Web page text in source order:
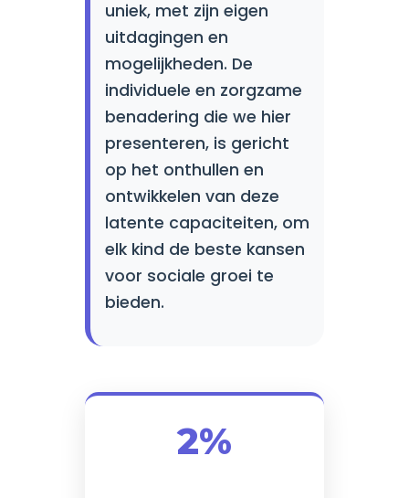
uniek, met zijn eigen
uitdagingen en
mogelijkheden. De
individuele en zorgzame
benadering die we hier
presenteren, is gericht
op het onthullen en
ontwikkelen van deze
latente capaciteiten, om
elk kind de beste kansen
voor sociale groei te
bieden.
2%